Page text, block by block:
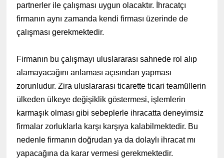
partnerler ile çalışması uygun olacaktır. İhracatçı
firmanın aynı zamanda kendi firması üzerinde de
çalışması gerekmektedir.
Firmanın bu çalışmayı uluslararası sahnede rol alıp
alamayacağını anlaması açısından yapması
zorunludur. Zira uluslararası ticarette ticari teamüllerin
ülkeden ülkeye değişiklik göstermesi, işlemlerin
karmaşık olması gibi sebeplerle ihracatta deneyimsiz
firmalar zorluklarla karşı karşıya kalabilmektedir. Bu
nedenle firmanın doğrudan ya da dolaylı ihracat mı
yapacağına da karar vermesi gerekmektedir.